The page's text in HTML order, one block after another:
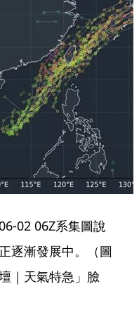
02 06Z系集圖說
逐漸發展中。（圖
｜天氣特急」臉